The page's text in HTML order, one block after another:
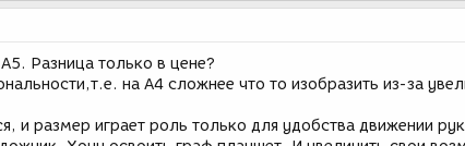
Разница только в цене?
на А4 сложнее что то изобразить из-за
и размер играет роль только для удобства движении